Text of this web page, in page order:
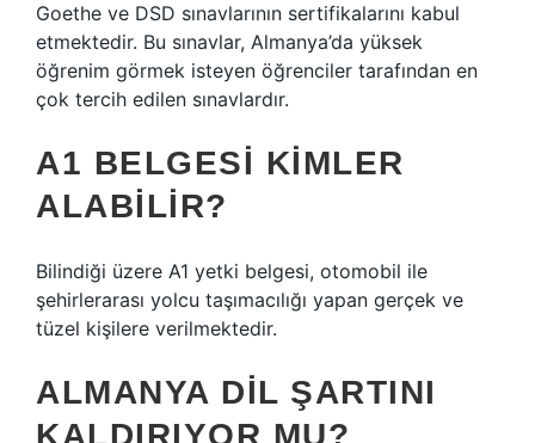
Goethe ve DSD sınavlarının sertifikalarını kabul
etmektedir. Bu sınavlar, Almanya’da yüksek
öğrenim görmek isteyen öğrenciler tarafından en
çok tercih edilen sınavlardır.
A1 BELGESI KIMLER
ALABILIR?
Bilindiği üzere A1 yetki belgesi, otomobil ile
şehirlerarası yolcu taşımacılığı yapan gerçek ve
tüzel kişilere verilmektedir.
ALMANYA DIL ŞARTINI
KALDIRIYOR MU?